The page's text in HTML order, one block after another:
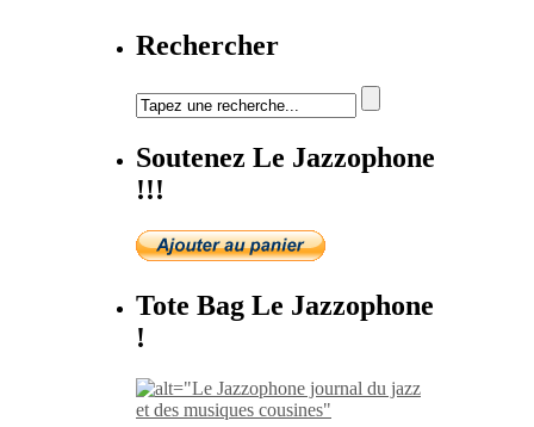
Rechercher
Soutenez Le Jazzophone
!!!
Tote Bag Le Jazzophone
!